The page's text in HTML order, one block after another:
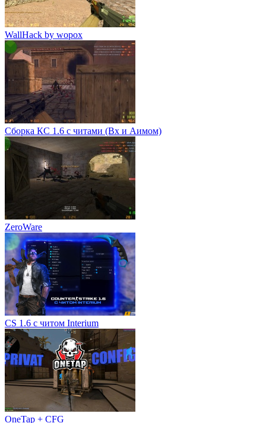
WallHack by wopox
Сборка КС 1.6 с читами (Вх и Аимом)
ZeroWare
CS 1.6 с читом Interium
OneTap + CFG